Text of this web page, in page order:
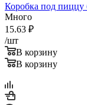
Коробка под пиццу
Много
15.63 ₽
/шт
В корзину
В корзину